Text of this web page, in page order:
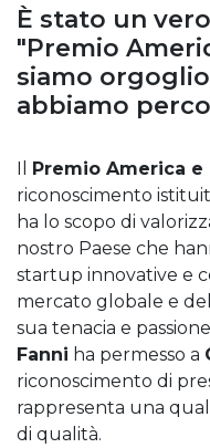
È stato un
"Premio
siamo
abbiamo
Il Premio America e
riconoscimento
ha lo scopo di
nostro Paese che
startup innovative e
mercato globale e
sua tenacia e
Fanni ha permesso a
riconoscimento di
rappresenta una
di qualità.